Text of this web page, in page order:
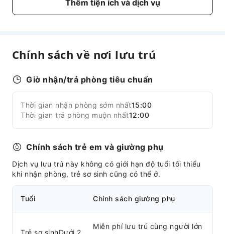
Dịch vụ đưa đón sân bay
Dịch vụ ủi đồ
Tiện nghi khu vực chung
Bếp dùng chung
Máy bán hàng tự động
Bãi đỗ xe
Truy cập Internet
Dịch vụ vé du lịch
Mở rộng tất cả
Thêm tiện ích và dịch vụ
Chính sách về nơi lưu trú
Giờ nhận/trả phòng tiêu chuẩn
Thời gian nhận phòng sớm nhất15:00
Thời gian trả phòng muộn nhất12:00
Chính sách trẻ em và giường phụ
Dịch vụ lưu trú này không có giới hạn độ tuổi tối thiểu
khi nhận phòng, trẻ sơ sinh cũng có thể ở.
Tuổi Chính sách giường phụ
Trẻ sơ sinhDưới 2
Miễn phí lưu trú cùng người lớn